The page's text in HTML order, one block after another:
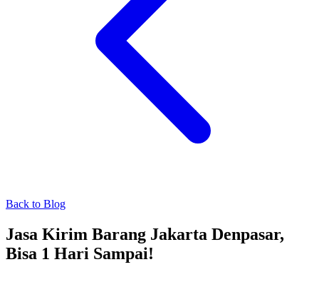
Back to Blog
Jasa Kirim Barang Jakarta Denpasar,
Bisa 1 Hari Sampai!